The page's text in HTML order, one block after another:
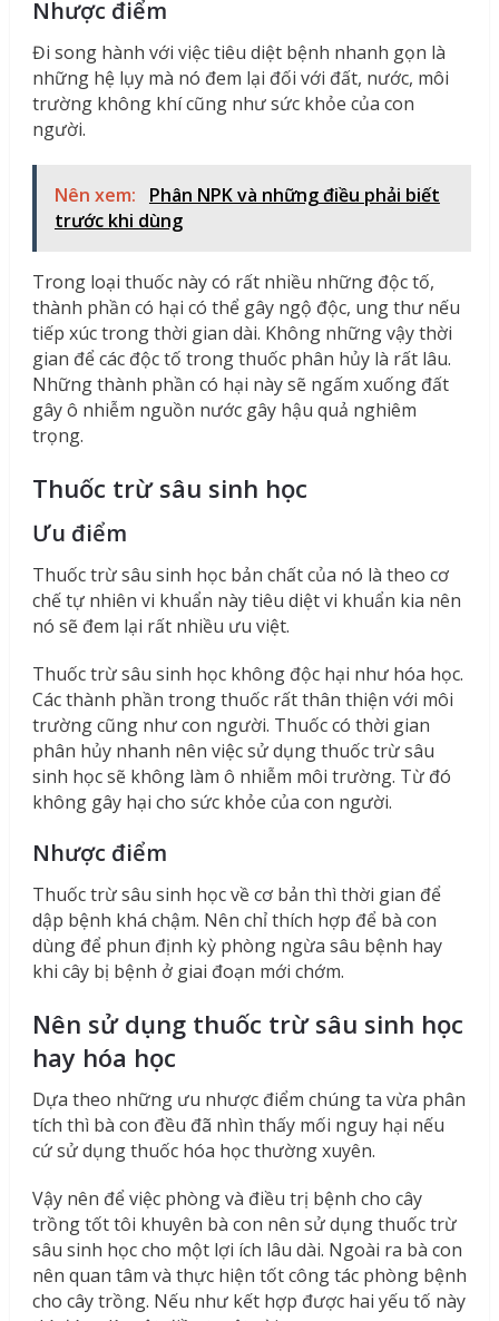
Nhược điểm
Đi song hành với việc tiêu diệt bệnh nhanh gọn là
những hệ lụy mà nó đem lại đối với đất, nước, môi
trường không khí cũng như sức khỏe của con
người.
Nên xem:
Phân NPK và những điều phải biết
trước khi dùng
Trong loại thuốc này có rất nhiều những độc tố,
thành phần có hại có thể gây ngộ độc, ung thư nếu
tiếp xúc trong thời gian dài. Không những vậy thời
gian để các độc tố trong thuốc phân hủy là rất lâu.
Những thành phần có hại này sẽ ngấm xuống đất
gây ô nhiễm nguồn nước gây hậu quả nghiêm
trọng.
Thuốc trừ sâu sinh học
Ưu điểm
Thuốc trừ sâu sinh học bản chất của nó là theo cơ
chế tự nhiên vi khuẩn này tiêu diệt vi khuẩn kia nên
nó sẽ đem lại rất nhiều ưu việt.
Thuốc trừ sâu sinh học không độc hại như hóa học.
Các thành phần trong thuốc rất thân thiện với môi
trường cũng như con người. Thuốc có thời gian
phân hủy nhanh nên việc sử dụng thuốc trừ sâu
sinh học sẽ không làm ô nhiễm môi trường. Từ đó
không gây hại cho sức khỏe của con người.
Nhược điểm
Thuốc trừ sâu sinh học về cơ bản thì thời gian để
dập bệnh khá chậm. Nên chỉ thích hợp để bà con
dùng để phun định kỳ phòng ngừa sâu bệnh hay
khi cây bị bệnh ở giai đoạn mới chớm.
Nên sử dụng thuốc trừ sâu sinh học
hay hóa học
Dựa theo những ưu nhược điểm chúng ta vừa phân
tích thì bà con đều đã nhìn thấy mối nguy hại nếu
cứ sử dụng thuốc hóa học thường xuyên.
Vậy nên để việc phòng và điều trị bệnh cho cây
trồng tốt tôi khuyên bà con nên sử dụng thuốc trừ
sâu sinh học cho một lợi ích lâu dài. Ngoài ra bà con
nên quan tâm và thực hiện tốt công tác phòng bệnh
cho cây trồng. Nếu như kết hợp được hai yếu tố này